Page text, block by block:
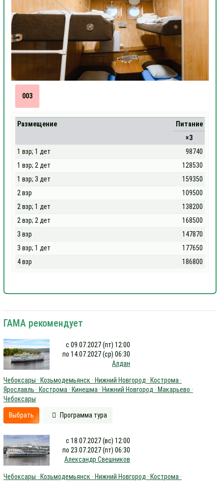
003
Размещение
Питание
×3
1 взр; 1 дет
98740
1 взр; 2 дет
128530
1 взр; 3 дет
159350
2 взр
109500
2 взр; 1 дет
138200
2 взр; 2 дет
168500
3 взр
147870
3 взр; 1 дет
177650
4 взр
186800
ГАМА рекомендует
с 09.07.2027 (пт) 12:00
по 14.07.2027 (ср) 06:30
Алдан
Чебоксары · Козьмодемьянск · Нижний Новгород · Кострома ·
Ярославль · Кострома · Кинешма · Нижний Новгород · Макарьево ·
Чебоксары
Выбрать Программа тура
с 18.07.2027 (вс) 12:00
по 23.07.2027 (пт) 06:30
Александр Свешников
Чебоксары · Козьмодемьянск · Нижний Новгород · Кострома ·